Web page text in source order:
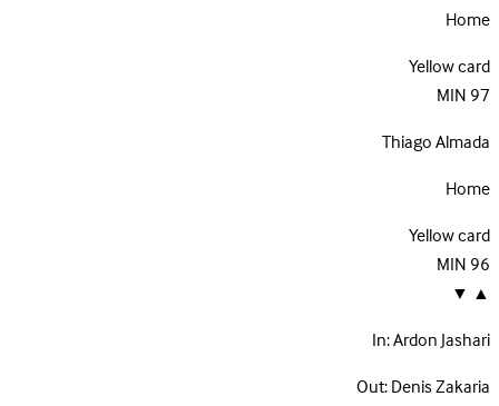
Home
Yellow card
97
MIN
Thiago Almada
Home
Yellow card
96
MIN
▲
▼
In:Ardon Jashari
Out:Denis Zakaria